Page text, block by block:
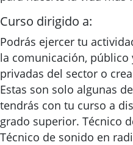
Curso dirigido a:
Podrás ejercer tu
la comunicación, público
privadas del sector o
Estas son solo algunas
tendrás con tu curso a
grado superior. Técnico
Técnico de sonido en